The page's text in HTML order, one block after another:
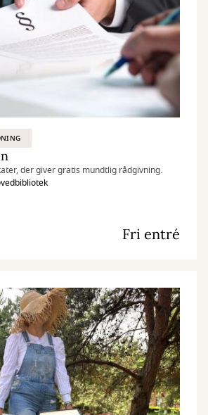
der giver gratis mundtlig rådgivning.
Fri entré